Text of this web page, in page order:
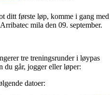
ditt første løp, komme i gang med
mila den 09. september.
tre treningsrunder i løypas
du går, jogger eller løper:
datoer: